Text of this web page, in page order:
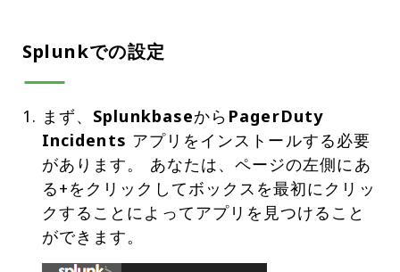
Splunkでの設定
まず、 Splunkbaseから PagerDuty
Incidents アプリをインストールする必要
があります。 あなたは、ページの左側にあ
る+をクリックしてボックスを最初にクリッ
クすることによってアプリを見つけること